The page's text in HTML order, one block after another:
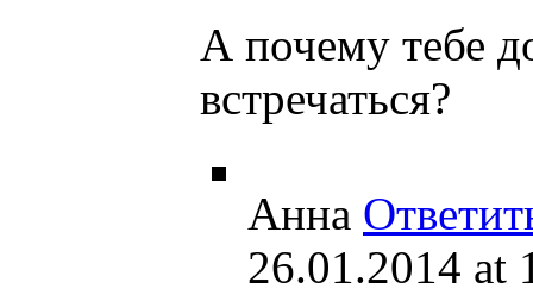
А почему тебе
встречаться?
Анна
26.01.2014 at